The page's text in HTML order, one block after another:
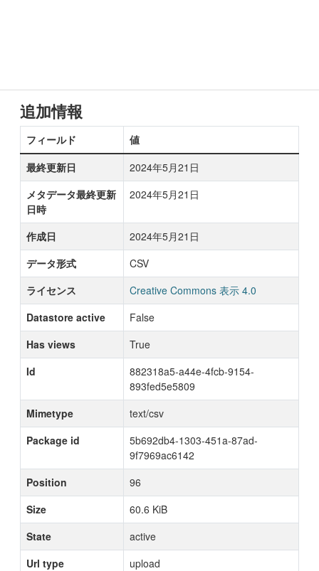
追加情報
フィールド
値
最終更新日
2024年5月21日
メタデータ最終更新
日時
2024年5月21日
作成日
2024年5月21日
データ形式
CSV
ライセンス
Creative Commons 表示 4.0
Datastore active
False
Has views
True
Id
882318a5-a44e-4fcb-9154-
893fed5e5809
Mimetype
text/csv
Package id
5b692db4-1303-451a-87ad-
9f7969ac6142
Position
96
Size
60.6 KiB
State
active
Url type
upload